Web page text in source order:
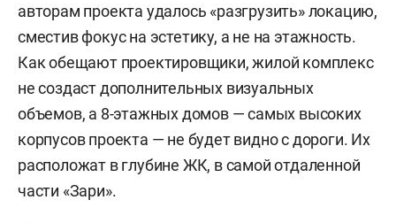
авторам проекта удалось «разгрузить» локацию,
сместив фокус на эстетику, а не на этажность.
Как обещают проектировщики, жилой комплекс
не создаст дополнительных визуальных
объемов, а 8-этажных домов — самых высоких
корпусов проекта — не будет видно с дороги. Их
расположат в глубине ЖК, в самой отдаленной
части «Зари».